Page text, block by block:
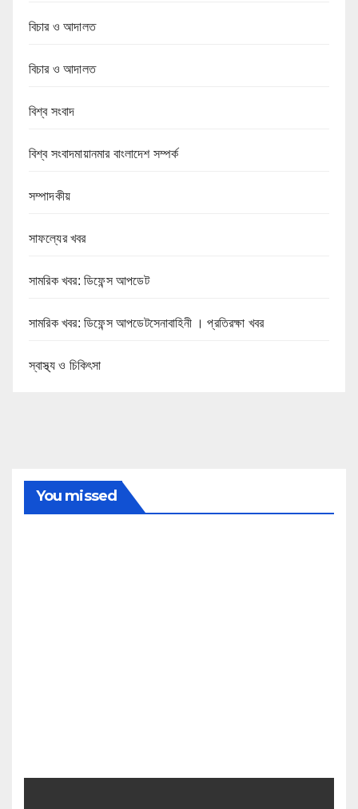
বিচার ও আদালত
বিচার ও আদালত
বিশ্ব সংবাদ
বিশ্ব সংবাদমায়ানমার বাংলাদেশ সম্পর্ক
সম্পাদকীয়
সাফল্যের খবর
সামরিক খবর: ডিফেন্স আপডেট
সামরিক খবর: ডিফেন্স আপডেটসেনাবাহিনী । প্রতিরক্ষা খবর
স্বাস্থ্য ও চিকিৎসা
You missed